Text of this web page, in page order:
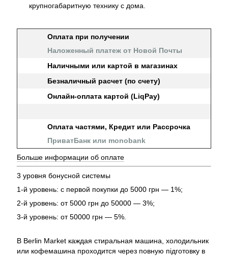
крупногабаритную технику с дома.
Оплата при получении
Наложенный платеж от Новой Почты
Наличными или картой в магазинах
Безналичный расчет (по счету)
Онлайн-оплата картой (LiqPay)
Оплата частями, Кредит или Рассрочка
ПриватБанк или monobank
Больше информации об оплате
3 уровня бонусной системы
1-й уровень: с первой покупки до 5000 грн — 1%;
2-й уровень: от 5000 грн до 50000 — 3%;
3-й уровень: от 50000 грн — 5%.
В Berlin Market каждая стиральная машина, холодильник
или кофемашина проходится через повную підготовку в